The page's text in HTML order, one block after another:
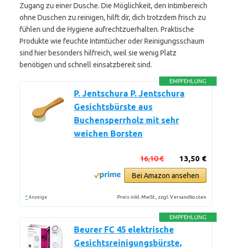
Zugang zu einer Dusche. Die Möglichkeit, den Intimbereich
ohne Duschen zu reinigen, hilft dir, dich trotzdem frisch zu
fühlen und die Hygiene aufrechtzuerhalten. Praktische
Produkte wie feuchte Intimtücher oder Reinigungsschaum
sind hier besonders hilfreich, weil sie wenig Platz
benötigen und schnell einsatzbereit sind.
EMPFEHLUNG
P. Jentschura P. Jentschura
Gesichtsbürste aus
Buchensperrholz mit sehr
weichen Borsten
13,50 €
16,10 €
Bei Amazon ansehen
* Anzeige Preis inkl. MwSt., zzgl. Versandkosten
EMPFEHLUNG
Beurer FC 45 elektrische
Gesichtsreinigungsbürste,